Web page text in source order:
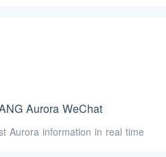
Aurora WeChat
Aurora information in real time